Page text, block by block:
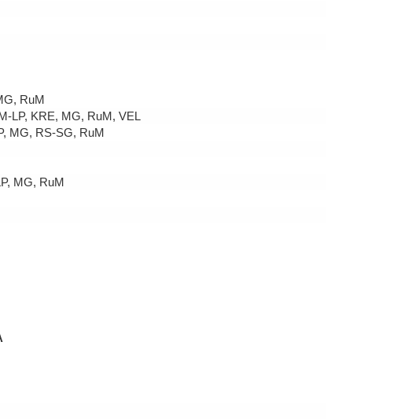
RuM
LP, KRE, MG, RuM, VEL
MG, RS-SG, RuM
MG, RuM